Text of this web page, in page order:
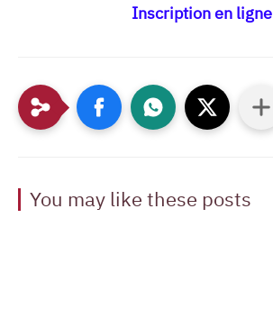
Inscription en ligne
You may like these posts